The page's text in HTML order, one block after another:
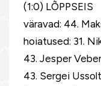
(1:0) LÕPPSEIS
väravad: 44.
hoiatused: 31.
43. Jesper Veber
43. Sergei